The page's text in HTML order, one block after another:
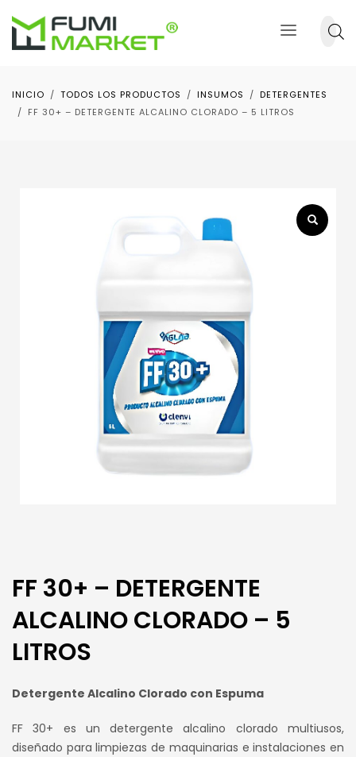
INICIO TODOS LOS PRODUCTOS INSUMOS
DETERGENTES
FF 30+ – DETERGENTE ALCALINO CLORADO – 5 LITROS
FF 30+ – DETERGENTE
ALCALINO CLORADO – 5
LITROS
Detergente Alcalino Clorado con Espuma
FF 30+ es un detergente alcalino clorado multiusos,
diseñado para limpiezas de maquinarias e instalaciones en